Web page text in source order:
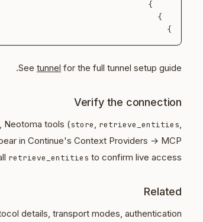
}
See tunnel for the full tunnel setup guide.
Verify the connection
Neotoma tools (store, retrieve_entities,
in Continue's Context Providers → MCP
retrieve_entities to confirm live access.
Related
details, transport modes, authentication